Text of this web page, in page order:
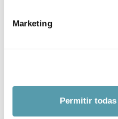
Marketing
Permitir